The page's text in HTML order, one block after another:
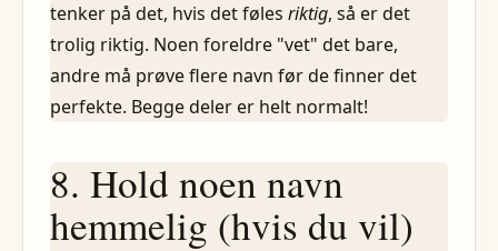
tenker på det, hvis det føles riktig, så er det
trolig riktig. Noen foreldre "vet" det bare,
andre må prøve flere navn før de finner det
perfekte. Begge deler er helt normalt!
8. Hold noen navn
hemmelig (hvis du vil)